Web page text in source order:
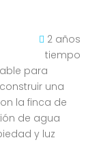
2 años
tiempo
para
una
la finca de
de agua
y luz